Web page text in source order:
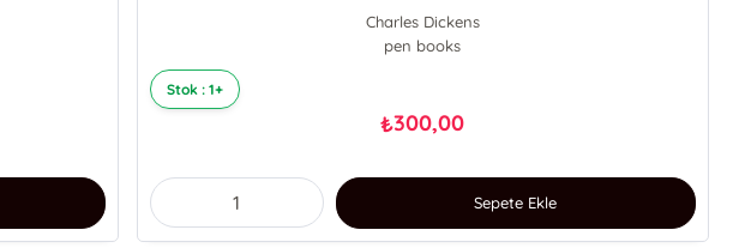
Charles Dickens
pen books
Stok : 1+
₺300,00
Sepete Ekle